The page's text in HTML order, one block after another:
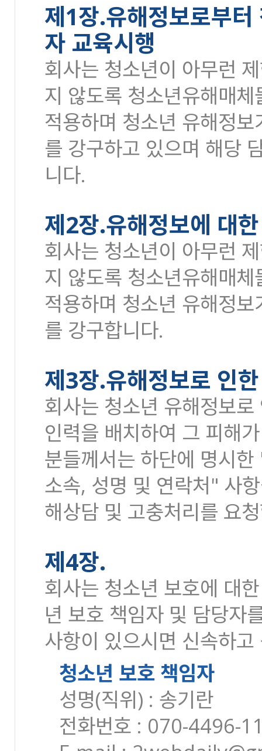
제1장.유해정보로부
자 교육시행
회사는 청소년이 아무런
지 않도록 청소년유해매
적용하며 청소년 유해정
를 강구하고 있으며 해당
니다.
제2장.유해정보에 대
회사는 청소년이 아무런
지 않도록 청소년유해매
적용하며 청소년 유해정
를 강구합니다.
제3장.유해정보로 인
회사는 청소년 유해정보
인력을 배치하여 그 피해
분들께서는 하단에 명시
소속, 성명 및 연락처" 사
해상담 및 고충처리를 요
제4장.
회사는 청소년 보호에 대
년 보호 책임자 및 담당자
사항이 있으시면 신속하
청소년 보호 책임자
성명(직위) : 송기란
전화번호 : 070-4496-